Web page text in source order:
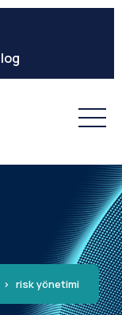
> risk yönetimi